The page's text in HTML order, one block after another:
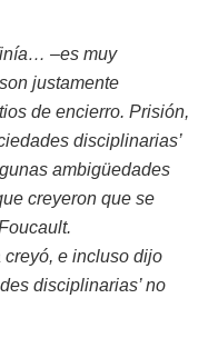
–es muy
justamente
de encierro. Prisión,
disciplinarias’
ambigüedades
creyeron que se
e incluso dijo
disciplinarias’ no